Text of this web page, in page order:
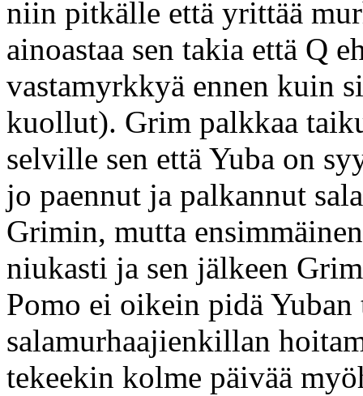
niin pitkälle että yrittää
ainoastaa sen takia että Q
vastamyrkkyä ennen kuin
kuollut). Grim palkkaa
selville sen että Yuba on
jo paennut ja palkannut
Grimin, mutta
niukasti ja sen jälkeen
Pomo ei oikein pidä
salamurhaajienkillan
tekeekin kolme päivää